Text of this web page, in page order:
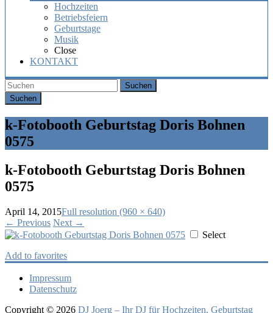
Geburtstag
oder
Firmenfeier.
Hochzeiten
Betriebsfeiern
Geburtstage
Musik
Close
KONTAKT
Suchen
k-Fotobooth Geburtstag Doris Bohnen
0575
k-Fotobooth Geburtstag Doris Bohnen
0575
April 14, 2015Full resolution (960 × 640)
← Previous Next →
Select
Add to favorites
Impressum
Datenschutz
Copyright © 2026 DJ Joerg – Ihr DJ für Hochzeiten, Geburtstag